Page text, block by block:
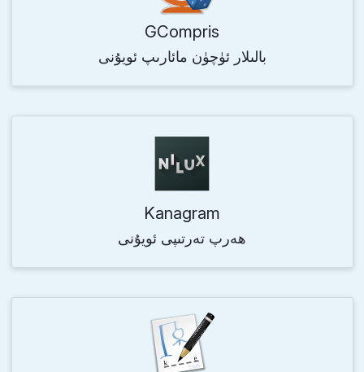
GCompris
بالىلار ئۈچۈن مائارىپ ئويۇنى
Kanagram
ھەرپ تەرتىپى ئويۇنى